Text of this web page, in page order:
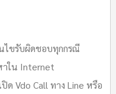
ไขรับผิดชอบทุกกรณี
ใน Internet
ด Vdo Call ทาง Line หรือ